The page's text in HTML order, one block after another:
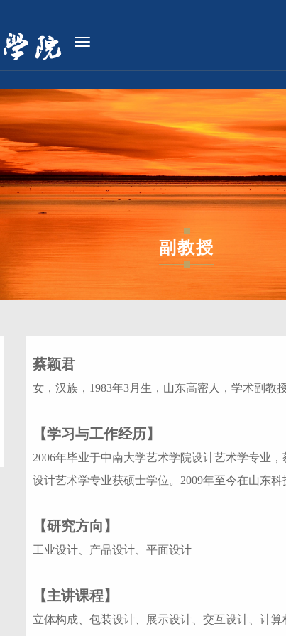
Toggle
navigation
副教授
蔡颖君
女，汉族，1983年3月生，山东高密人，学术副教
【学习与工作经历】
2006年毕业于中南大学艺术学院设计艺术学专业
设计艺术学专业获硕士学位。2009年至今在山东
【研究方向】
工业设计、产品设计、平面设计
【主讲课程】
立体构成、包装设计、展示设计、交互设计、计